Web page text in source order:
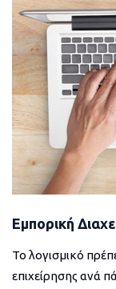
Εμπορική
Το λογισμικό
επιχείρησης ανά